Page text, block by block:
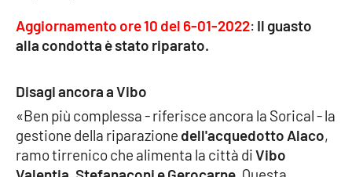
Sport
RUBRICHE
Good Morning Vietnam
Aggiornamento ore 10 del 6-01-2022: Il guasto
alla condotta è stato riparato.
Disagi ancora a Vibo
«Ben più complessa - riferisce ancora la Sorical - la
gestione della riparazione dell'acquedotto Alaco,
ramo tirrenico che alimenta la città diVibo